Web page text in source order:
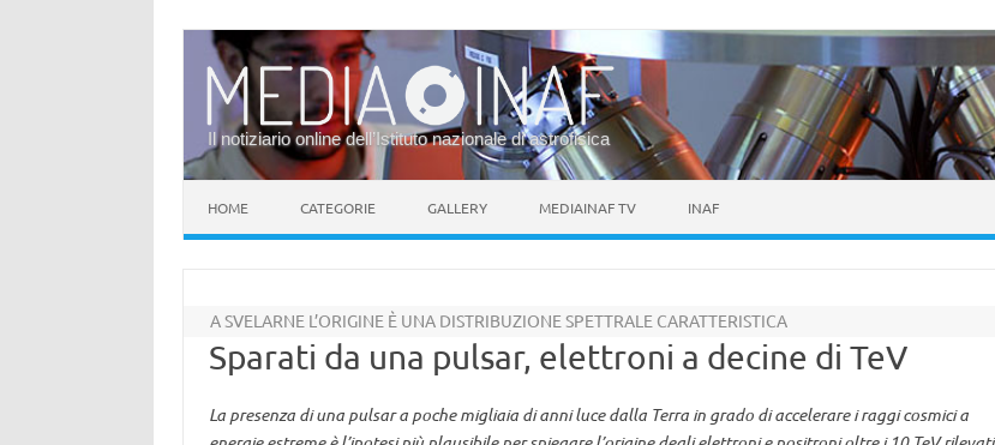
Il notiziario online dell’Istituto nazionale di astrofisica
HOME CATEGORIE GALLERY MEDIAINAF TV INAF
A SVELARNE L’ORIGINE È UNA DISTRIBUZIONE SPETTRALE CARATTERISTICA
Sparati da una pulsar, elettroni a decine di TeV
La presenza di una pulsar a poche migliaia di anni luce dalla Terra in grado di accelerare i raggi cosmici a